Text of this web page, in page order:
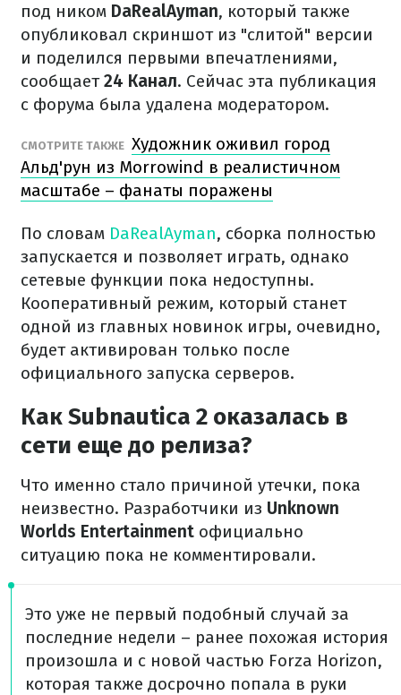
под ником DaRealAyman, который также
опубликовал скриншот из "слитой" версии
и поделился первыми впечатлениями,
сообщает24 Канал. Сейчас эта публикация
с форума была удалена модератором.
СМОТРИТЕ ТАКЖЕ Художник оживил город
Альд'рун из Morrowind в реалистичном
масштабе – фанаты поражены
По словам DaRealAyman, сборка полностью
запускается и позволяет играть, однако
сетевые функции пока недоступны.
Кооперативный режим, который станет
одной из главных новинок игры, очевидно,
будет активирован только после
официального запуска серверов.
Как Subnautica 2 оказалась в
сети еще до релиза?
Что именно стало причиной утечки, пока
неизвестно. Разработчики из Unknown
Worlds Entertainment официально
ситуацию пока не комментировали.
Это уже не первый подобный случай за
последние недели – ранее похожая история
произошла и с новой частью Forza Horizon,
которая также досрочно попала в руки